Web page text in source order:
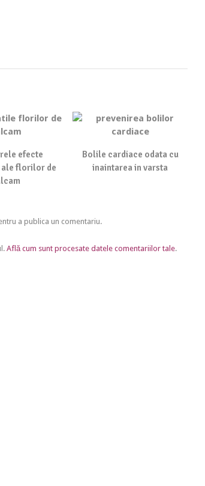
efecte
ale florilor de
Bolile cardiace odata cu
inaintarea in varsta
a publica un comentariu.
Află cum sunt procesate datele comentariilor tale.